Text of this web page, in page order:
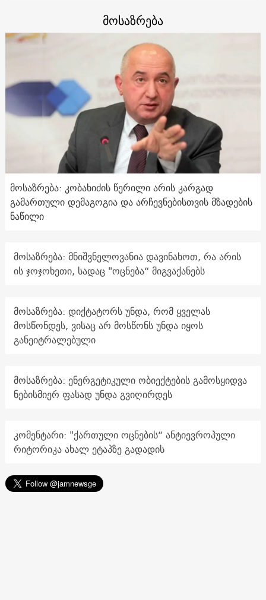
მოსაზრება
მოსაზრება: კობახიძის წერილი არის კარგად
გამართული დემაგოგია და არჩევნებისთვის მზადების
ნაწილი
მოსაზრება: მნიშვნელოვანია დავინახოთ, რა არის
ის ჯოჯოხეთი, სადაც "ოცნება“ მიგვაქანებს
მოსაზრება: დიქტატორს უნდა, რომ ყველას
მოსწონდეს, ვისაც არ მოსწონს უნდა იყოს
განეიტრალებული
მოსაზრება: ენერგეტიკული ობიექტების გამოსყიდვა
ნებისმიერ ფასად უნდა გვიღირდეს
კომენტარი: "ქართული ოცნების“ ანტიევროპული
რიტორიკა ახალ ეტაპზე გადადის